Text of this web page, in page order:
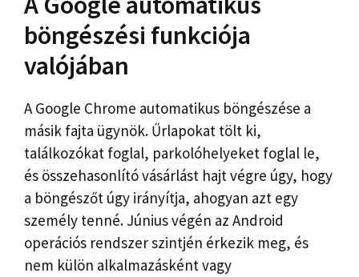
böngészési funkciója
valójában
A Google Chrome automatikus böngészése a
másik fajta ügynök. Űrlapokat tölt ki,
találkozókat foglal, parkolóhelyeket foglal le,
és összehasonlító vásárlást hajt végre úgy, hogy
a böngészőt úgy irányítja, ahogyan azt egy
személy tenné. Június végén az Android
operációs rendszer szintjén érkezik meg, és
nem külön alkalmazásként vagy